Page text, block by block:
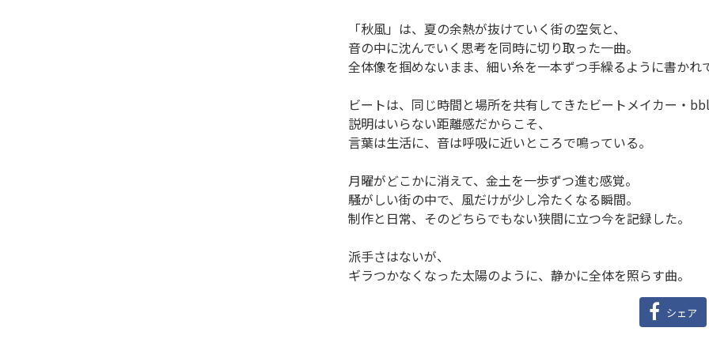
「秋風」は、夏の余熱が抜けていく街の空気と、
音の中に沈んでいく思考を同時に切り取った一曲。
全体像を掴めないまま、細い糸を一本ずつ手繰るように書かれ
ビートは、同じ時間と場所を共有してきたビートメイカー・
説明はいらない距離感だからこそ、
言葉は生活に、音は呼吸に近いところで鳴っている。
月曜がどこかに消えて、金土を一歩ずつ進む感覚。
騒がしい街の中で、風だけが少し冷たくなる瞬間。
制作と日常、そのどちらでもない狭間に立つ今を記録した。
派手さはないが、
ギラつかなくなった太陽のように、静かに全体を照らす曲。
シェア